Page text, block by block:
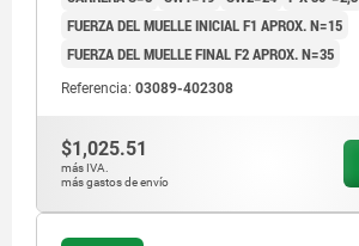
FUERZA DEL MUELLE INICIAL F1 APROX. N=15
FUERZA DEL MUELLE FINAL F2 APROX. N=35
Referencia: 03089-402308
$1,025.51
más IVA.
más gastos de envío